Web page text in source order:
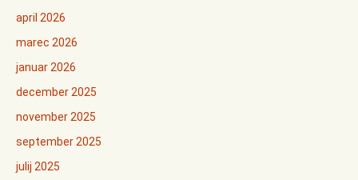
april 2026
marec 2026
januar 2026
december 2025
november 2025
september 2025
julij 2025